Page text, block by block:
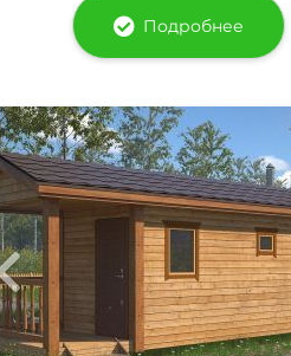
Подробнее